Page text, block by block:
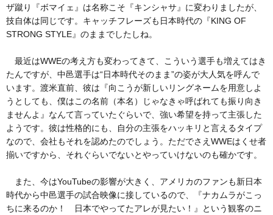
ザ蹴り『ボマイェ』は名称こそ『キンシャサ』に変わりましたが、
技自体は同じです。キャッチフレーズも日本時代の『KING OF
STRONG STYLE』のままでしたしね。
最近はWWEの考え方も変わってきて、こういう選手も増えてはき
たんですが、中邑選手は“日本時代そのまま”の姿が大人気を呼んで
います。渡米直前、彼は『向こうが新しいリングネームを用意しよ
うとしても、僕はこの名前（本名）じゃなきゃ呼ばれても振り向き
ませんよ』なんて言っていたぐらいで、強い希望を持って主張した
ようです。彼は性格的にも、自分の主張をハッキリと言えるタイプ
なので、会社もそれを認めたのでしょう。ただでさえWWEはくせ者
揃いですから、それぐらいでないとやっていけないのも確かです。
また、今はYouTubeの影響が大きく、アメリカのファンも新日本
時代から中邑選手の試合映像に接しているので、『ナカムラがこっ
ちに来るのか！ 日本でやってたアレが見たい！』という観客のニ